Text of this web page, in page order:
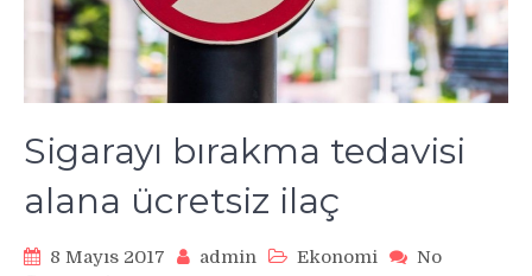
Sigarayı bırakma tedavisi
alana ücretsiz ilaç
8 Mayıs 2017 admin Ekonomi
No